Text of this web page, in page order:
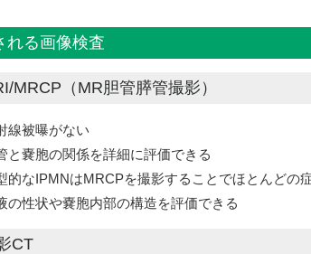
れる画像検査
MRCP（MR胆管膵管撮影）
線被曝がない
と嚢胞の関係を詳細に評価できる
的なIPMNはMRCPを撮影することでほとんどの
の性状や嚢胞内部の構造を評価できる
CT